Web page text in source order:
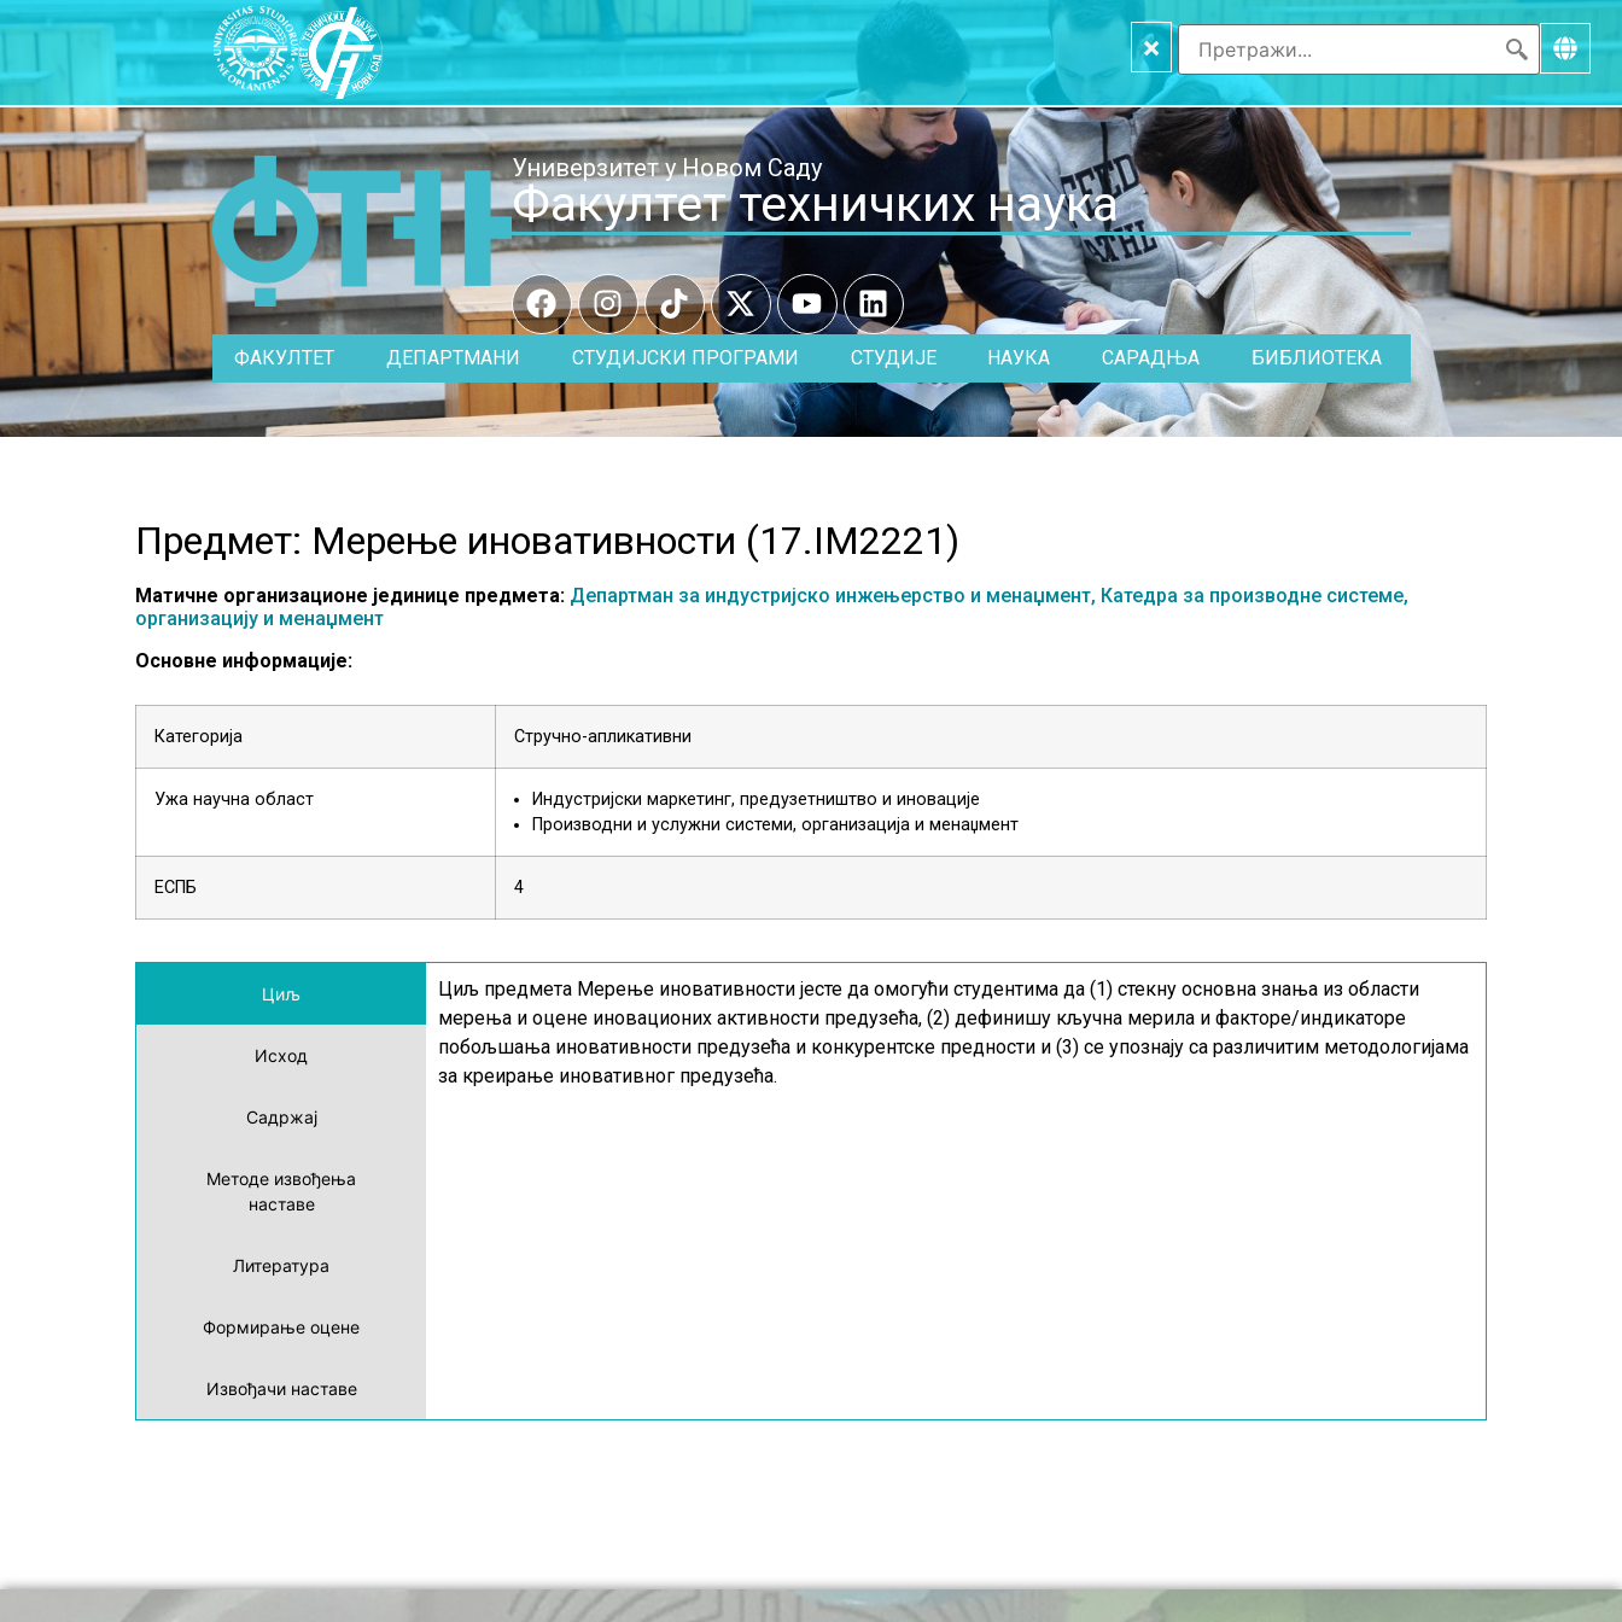
×
Универзитет у Новом Саду
Факултет техничких наука
ФАКУЛТЕТ ДЕПАРТМАНИ СТУДИЈСКИ ПРОГРАМИ СТУДИЈЕ НАУКА САРАДЊА БИБЛИОТЕКА
Предмет: Мерење иновативности (17.IM2221)
Матичне организационе јединице предмета: Департман за индустријско инжењерство и менаџмент, Катедра за производне системе,
организацију и менаџмент
Основне информације:
Категорија Стручно-апликативни
Ужа научна област
Индустријски маркетинг, предузетништво и иновације
Производни и услужни системи, организација и менаџмент
ЕСПБ 4
Циљ
Исход
Садржај
Методе извођења
наставе
Литература
Формирање оцене
Извођачи наставе
Циљ предмета Мерење иновативности јесте да омогући студентима да (1) стекну основна знања из области
мерења и оцене иновационих активности предузећа, (2) дефинишу кључна мерила и факторе/индикаторе
побољшања иновативности предузећа и конкурентске предности и (3) се упознају са различитим методологијама
за креирање иновативног предузећа.